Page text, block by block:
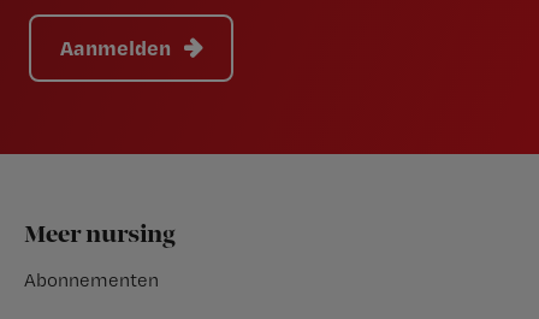
Aanmelden
Footer
Meer nursing
Abonnementen